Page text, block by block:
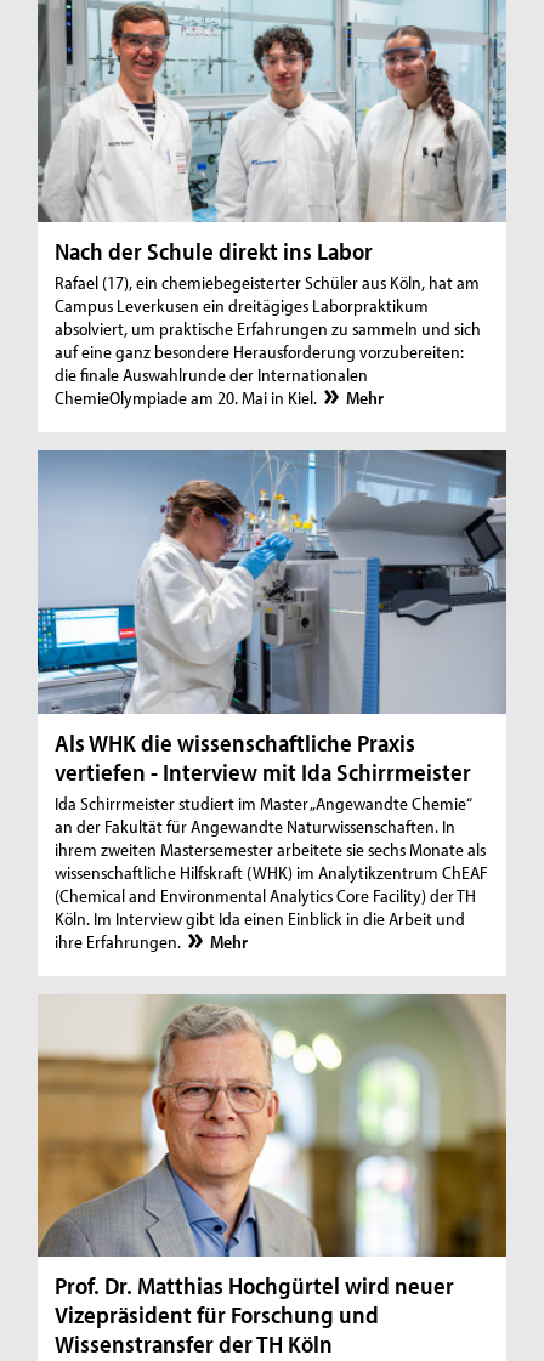
Nach der Schule direkt ins Labor
Rafael (17), ein chemiebegeisterter Schüler aus Köln, hat am
Campus Leverkusen ein dreitägiges Laborpraktikum
absolviert, um praktische Erfahrungen zu sammeln und sich
auf eine ganz besondere Herausforderung vorzubereiten:
die finale Auswahlrunde der Internationalen
ChemieOlympiade am 20. Mai in Kiel.
Mehr
Als WHK die wissenschaftliche Praxis
vertiefen - Interview mit Ida Schirrmeister
Ida Schirrmeister studiert im Master „Angewandte Chemie“
an der Fakultät für Angewandte Naturwissenschaften. In
ihrem zweiten Mastersemester arbeitete sie sechs Monate als
wissenschaftliche Hilfskraft (WHK) im Analytikzentrum ChEAF
(Chemical and Environmental Analytics Core Facility) der TH
Köln. Im Interview gibt Ida einen Einblick in die Arbeit und
ihre Erfahrungen.
Mehr
Prof. Dr. Matthias Hochgürtel wird neuer
Vizepräsident für Forschung und
Wissenstransfer der TH Köln